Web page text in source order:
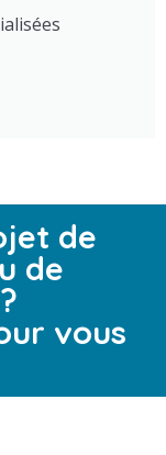
de
de
vous